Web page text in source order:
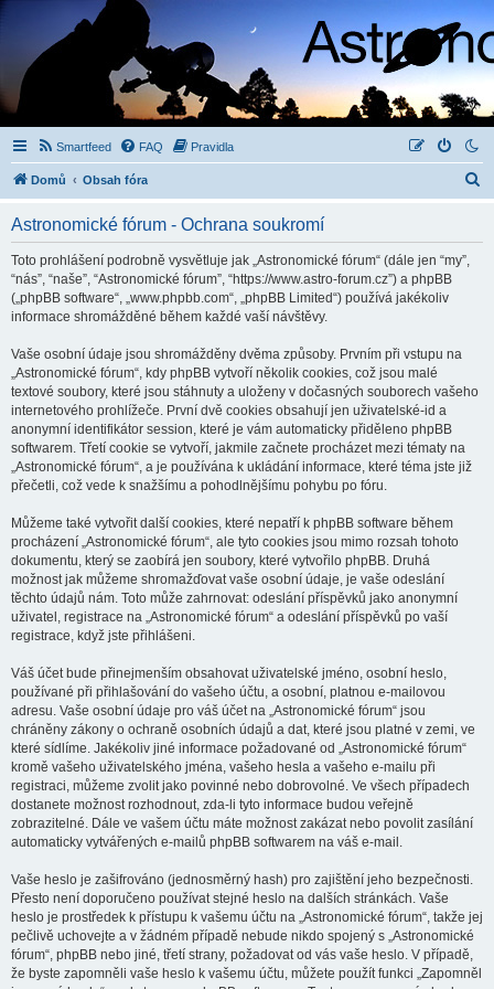
Smartfeed FAQ Pravidla
Domů Obsah fóra
Astronomické fórum - Ochrana soukromí
Toto prohlášení podrobně vysvětluje jak „Astronomické fórum“ (dále jen “my”,
“nás”, “naše”, “Astronomické fórum”, “https://www.astro-forum.cz”) a phpBB
(„phpBB software“, „www.phpbb.com“, „phpBB Limited“) používá jakékoliv
informace shromážděné během každé vaší návštěvy.
Vaše osobní údaje jsou shromážděny dvěma způsoby. Prvním při vstupu na
„Astronomické fórum“, kdy phpBB vytvoří několik cookies, což jsou malé
textové soubory, které jsou stáhnuty a uloženy v dočasných souborech vašeho
internetového prohlížeče. První dvě cookies obsahují jen uživatelské-id a
anonymní identifikátor session, které je vám automaticky přiděleno phpBB
softwarem. Třetí cookie se vytvoří, jakmile začnete procházet mezi tématy na
„Astronomické fórum“, a je používána k ukládání informace, které téma jste již
přečetli, což vede k snažšímu a pohodlnějšímu pohybu po fóru.
Můžeme také vytvořit další cookies, které nepatří k phpBB software během
procházení „Astronomické fórum“, ale tyto cookies jsou mimo rozsah tohoto
dokumentu, který se zaobírá jen soubory, které vytvořilo phpBB. Druhá
možnost jak můžeme shromažďovat vaše osobní údaje, je vaše odeslání
těchto údajů nám. Toto může zahrnovat: odeslání příspěvků jako anonymní
uživatel, registrace na „Astronomické fórum“ a odeslání příspěvků po vaší
registrace, když jste přihlášeni.
Váš účet bude přinejmenším obsahovat uživatelské jméno, osobní heslo,
používané při přihlašování do vašeho účtu, a osobní, platnou e-mailovou
adresu. Vaše osobní údaje pro váš účet na „Astronomické fórum“ jsou
chráněny zákony o ochraně osobních údajů a dat, které jsou platné v zemi, ve
které sídlíme. Jakékoliv jiné informace požadované od „Astronomické fórum“
kromě vašeho uživatelského jména, vašeho hesla a vašeho e-mailu při
registraci, můžeme zvolit jako povinné nebo dobrovolné. Ve všech případech
dostanete možnost rozhodnout, zda-li tyto informace budou veřejně
zobrazitelné. Dále ve vašem účtu máte možnost zakázat nebo povolit zasílání
automaticky vytvářených e-mailů phpBB softwarem na váš e-mail.
Vaše heslo je zašifrováno (jednosměrný hash) pro zajištění jeho bezpečnosti.
Přesto není doporučeno používat stejné heslo na dalších stránkách. Vaše
heslo je prostředek k přístupu k vašemu účtu na „Astronomické fórum“, takže jej
pečlivě uchovejte a v žádném případě nebude nikdo spojený s „Astronomické
fórum“, phpBB nebo jiné, třetí strany, požadovat od vás vaše heslo. V případě,
že byste zapomněli vaše heslo k vašemu účtu, můžete použít funkci „Zapomněl